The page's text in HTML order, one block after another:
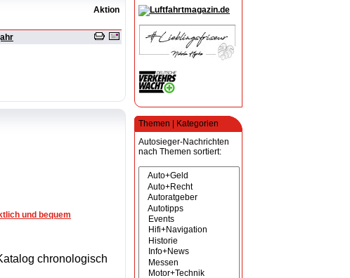
Themen | Kategorien
Autosieger-Nachrichten
nach Themen sortiert:
Aktion
und bequem
chronologisch